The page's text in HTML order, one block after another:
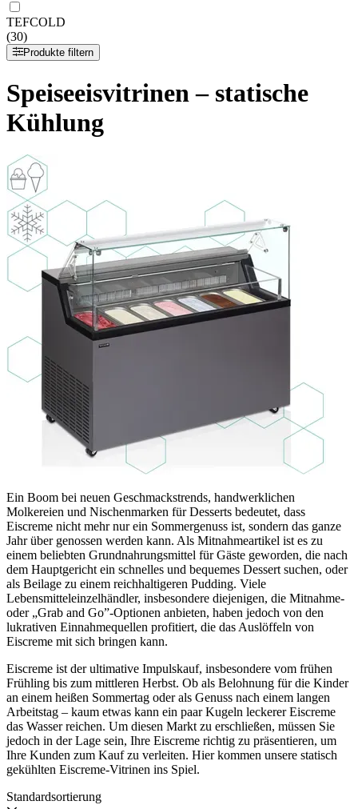
TEFCOLD
(30)
Produkte filtern
Speiseeisvitrinen – statische
Kühlung
Ein Boom bei neuen Geschmackstrends, handwerklichen
Molkereien und Nischenmarken für Desserts bedeutet, dass
Eiscreme nicht mehr nur ein Sommergenuss ist, sondern das ganze
Jahr über genossen werden kann. Als Mitnahmeartikel ist es zu
einem beliebten Grundnahrungsmittel für Gäste geworden, die nach
dem Hauptgericht ein schnelles und bequemes Dessert suchen, oder
als Beilage zu einem reichhaltigeren Pudding. Viele
Lebensmitteleinzelhändler, insbesondere diejenigen, die Mitnahme-
oder „Grab and Go”-Optionen anbieten, haben jedoch von den
lukrativen Einnahmequellen profitiert, die das Auslöffeln von
Eiscreme mit sich bringen kann.
Eiscreme ist der ultimative Impulskauf, insbesondere vom frühen
Frühling bis zum mittleren Herbst. Ob als Belohnung für die Kinder
an einem heißen Sommertag oder als Genuss nach einem langen
Arbeitstag – kaum etwas kann ein paar Kugeln leckerer Eiscreme
das Wasser reichen. Um diesen Markt zu erschließen, müssen Sie
jedoch in der Lage sein, Ihre Eiscreme richtig zu präsentieren, um
Ihre Kunden zum Kauf zu verleiten. Hier kommen unsere statisch
gekühlten Eiscreme-Vitrinen ins Spiel.
Standardsortierung